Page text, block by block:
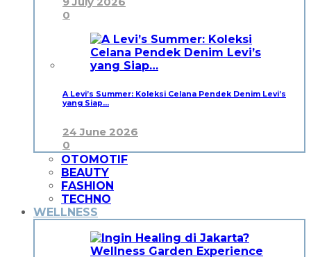
0
A Levi’s Summer: Koleksi Celana Pendek Denim Levi’s
yang Siap…
24 June 2026
0
OTOMOTIF
BEAUTY
FASHION
TECHNO
WELLNESS